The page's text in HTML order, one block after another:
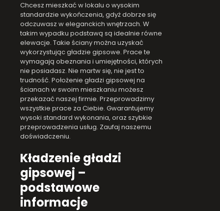
Chcesz mieszkać w lokalu o wysokim
standardzie wykończenia, gdyż dobrze się
odczuwasz w eleganckich wnętrzach. W
takim wypadku podstawą są idealnie równe
elewacje. Takie ściany można uzyskać
wykorzystując gładzie gipsowe. Prace te
wymagają obeznania i umiejętności, których
nie posiadasz. Nie martw się, nie jest to
trudność. Położenie gładzi gipsowej na
ścianach w swoim mieszkaniu możesz
przekazać naszej firmie. Przeprowadzimy
wszystkie prace za Ciebie. Gwarantujemy
wysoki standard wykonania, oraz szybkie
przeprowadzenia usług. Zaufaj naszemu
doświadczeniu.
Kładzenie gładzi
gipsowej –
podstawowe
informacje